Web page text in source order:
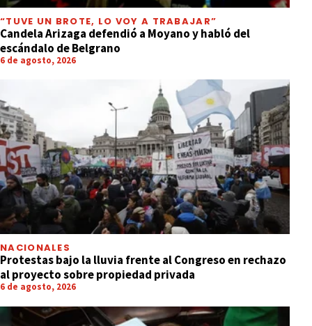
“TUVE UN BROTE, LO VOY A TRABAJAR”
Candela Arizaga defendió a Moyano y habló del
escándalo de Belgrano
6 de agosto, 2026
NACIONALES
Protestas bajo la lluvia frente al Congreso en rechazo
al proyecto sobre propiedad privada
6 de agosto, 2026